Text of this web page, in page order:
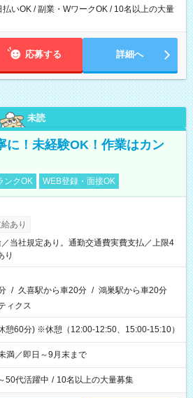
いOK / 副業・WワークOK / 10名以上の大量
応募する 詳細へ
未読
に！未経験OK！作業はカン
ンクOK WEB登録・面接OK
あり
当社規定あり。通勤交通費実費支払／上限4
り
/ 久喜駅から車20分 / 鴻巣駅から車20分
ィクス
憩60分) ※休憩（12:00-12:50、15:00-15:10）
満／即日～9月末まで
50代活躍中 / 10名以上の大量募集